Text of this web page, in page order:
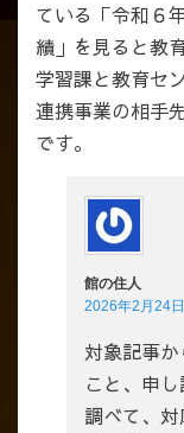
ている「令和６
績」を見ると教
学習課と教育セ
連携事業の相手
です。
館の住人
2026年2月24
対象記事
こと、申し
調べて、対